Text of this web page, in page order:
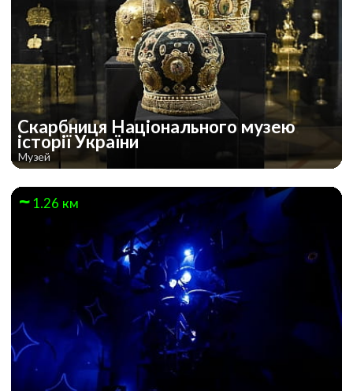
Скарбниця Національного музею
історії України
Музей
1.26 км